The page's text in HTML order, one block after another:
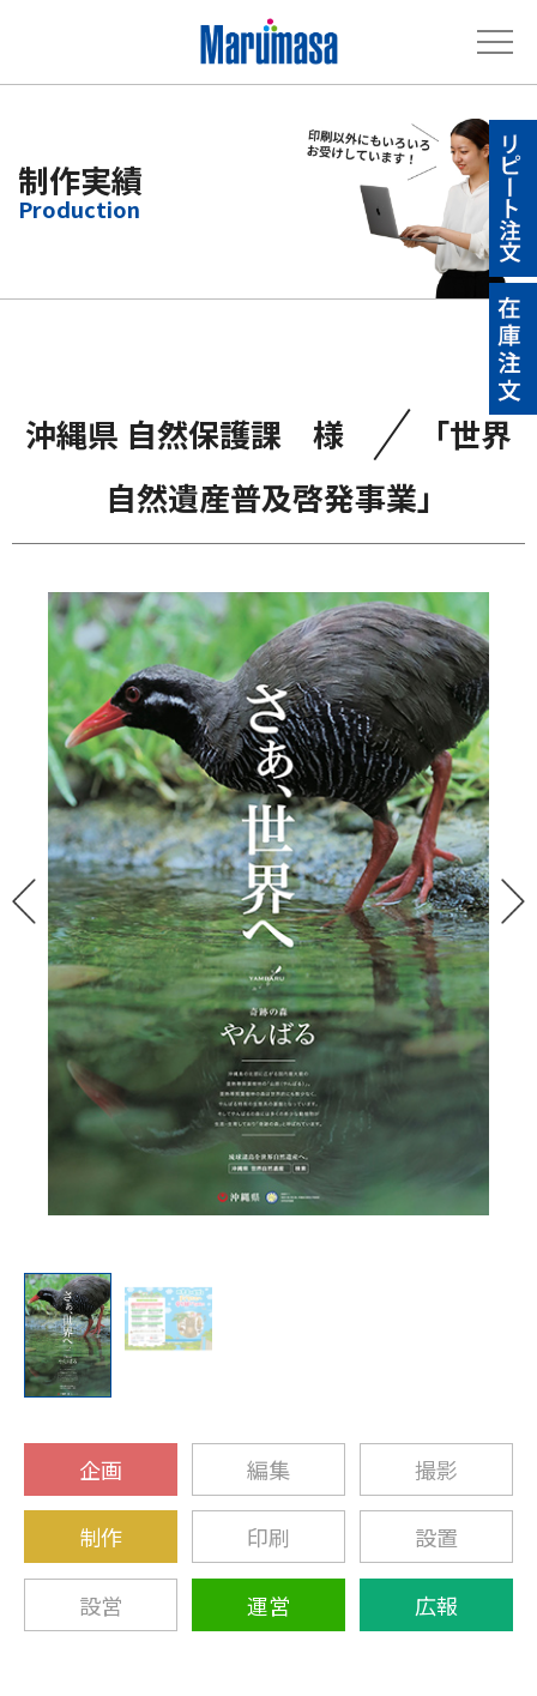
制作実績
沖縄県 自然保護課 様 ／
「世界
自然遺産普及啓発事業」
企画 編集 撮影
制作 印刷 設置
設営 運営 広報